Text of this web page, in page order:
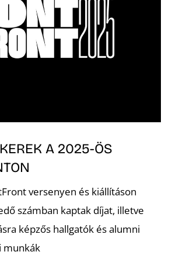
A 2025-ÖS
versenyen és kiállításon
számban kaptak díjat, illetve
képzős hallgatók és alumni
munkák